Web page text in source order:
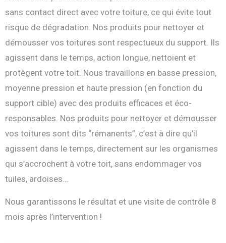
sans contact direct avec votre toiture, ce qui évite tout
risque de dégradation. Nos produits pour nettoyer et
démousser vos toitures sont respectueux du support. Ils
agissent dans le temps, action longue, nettoient et
protègent votre toit. Nous travaillons en basse pression,
moyenne pression et haute pression (en fonction du
support cible) avec des produits efficaces et éco-
responsables. Nos produits pour nettoyer et démousser
vos toitures sont dits “rémanents”, c’est à dire qu’il
agissent dans le temps, directement sur les organismes
qui s’accrochent à votre toit, sans endommager vos
tuiles, ardoises…
Nous garantissons le résultat et une visite de contrôle 8
mois après l’intervention !